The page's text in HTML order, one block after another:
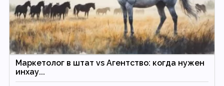
Маркетолог в штат vs Агентство: когда нужен
инхау...